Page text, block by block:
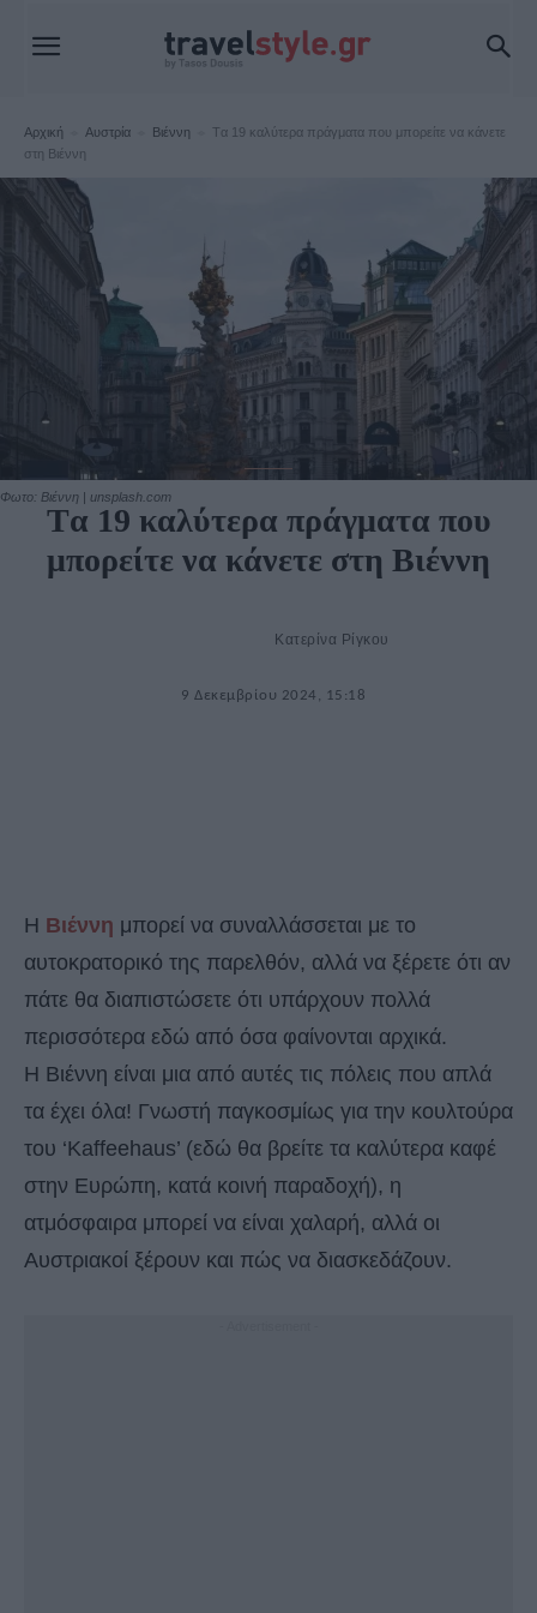
Αρχική Αυστρία Βιέννη
Tα 19 καλύτερα πράγματα που μπορείτε να κάνετε
στη Βιέννη
Φωτο: Βιέννη | unsplash.com
Tα 19 καλύτερα πράγματα που
μπορείτε να κάνετε στη Βιέννη
Κατερίνα Ρίγκου
9 Δεκεμβρίου 2024, 15:18
Η Βιέννη μπορεί να συναλλάσσεται με το
αυτοκρατορικό της παρελθόν, αλλά να ξέρετε ότι αν
πάτε θα διαπιστώσετε ότι υπάρχουν πολλά
περισσότερα εδώ από όσα φαίνονται αρχικά.
Η Βιέννη είναι μια από αυτές τις πόλεις που απλά
τα έχει όλα! Γνωστή παγκοσμίως για την κουλτούρα
του ‘Kaffeehaus’ (εδώ θα βρείτε τα καλύτερα καφέ
στην Ευρώπη, κατά κοινή παραδοχή), η
ατμόσφαιρα μπορεί να είναι χαλαρή, αλλά οι
Αυστριακοί ξέρουν και πώς να διασκεδάζουν.